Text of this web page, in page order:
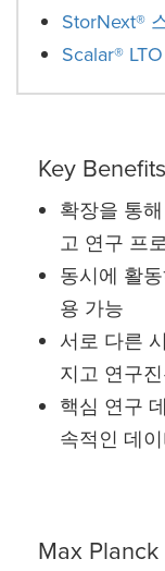
StorNext®
Scalar®
Key Benefits
확장을 통
고 연구 프
동시에 활
용 가능
서로 다른
지고 연구
핵심 연구
속적인 데
Max